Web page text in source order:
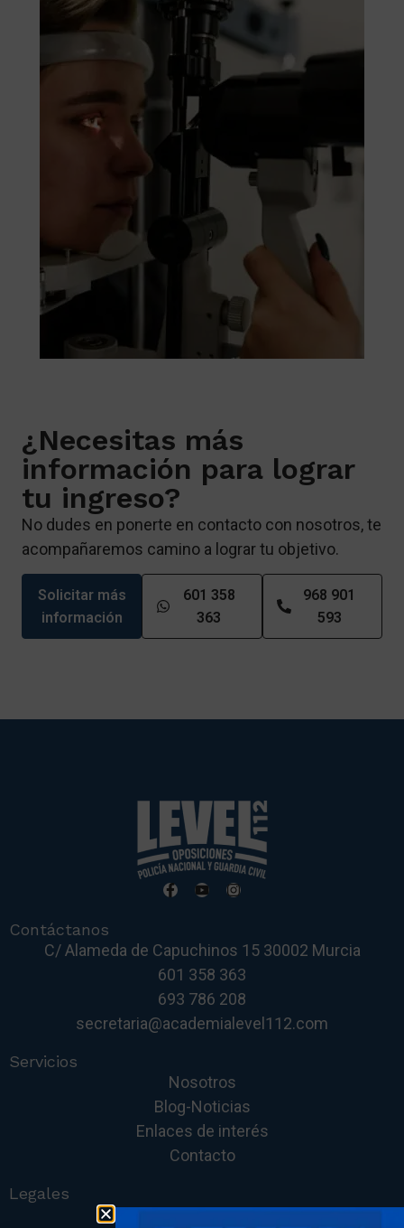
¿Necesitas más
información para lograr
tu ingreso?
No dudes en ponerte en contacto con nosotros, te
acompañaremos camino a lograr tu objetivo.
Solicitar más
información
601 358
363
968 901
593
Contáctanos
C/ Alameda de Capuchinos 15 30002 Murcia
601 358 363
693 786 208
secretaria@academialevel112.com
Servicios
Nosotros
Blog-Noticias
Enlaces de interés
Contacto
Legales
Política de cookies